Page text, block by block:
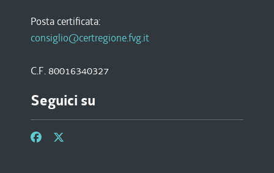
Posta certificata:
consiglio@certregione.fvg.it
C.F. 80016340327
Seguici su